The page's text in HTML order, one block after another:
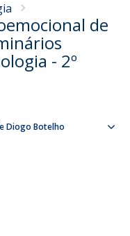
de
- 2º
Diogo Botelho